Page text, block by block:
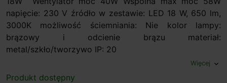
napięcie: 230 V źródło w zestawie: LED 18 W, 650 lm,
3000K możliwość ściemniania: Nie kolor lampy:
brązowy i odcienie brązu materiał:
metal/szkło/tworzywo IP: 20
Więcej expand_more
Produkt dostępny